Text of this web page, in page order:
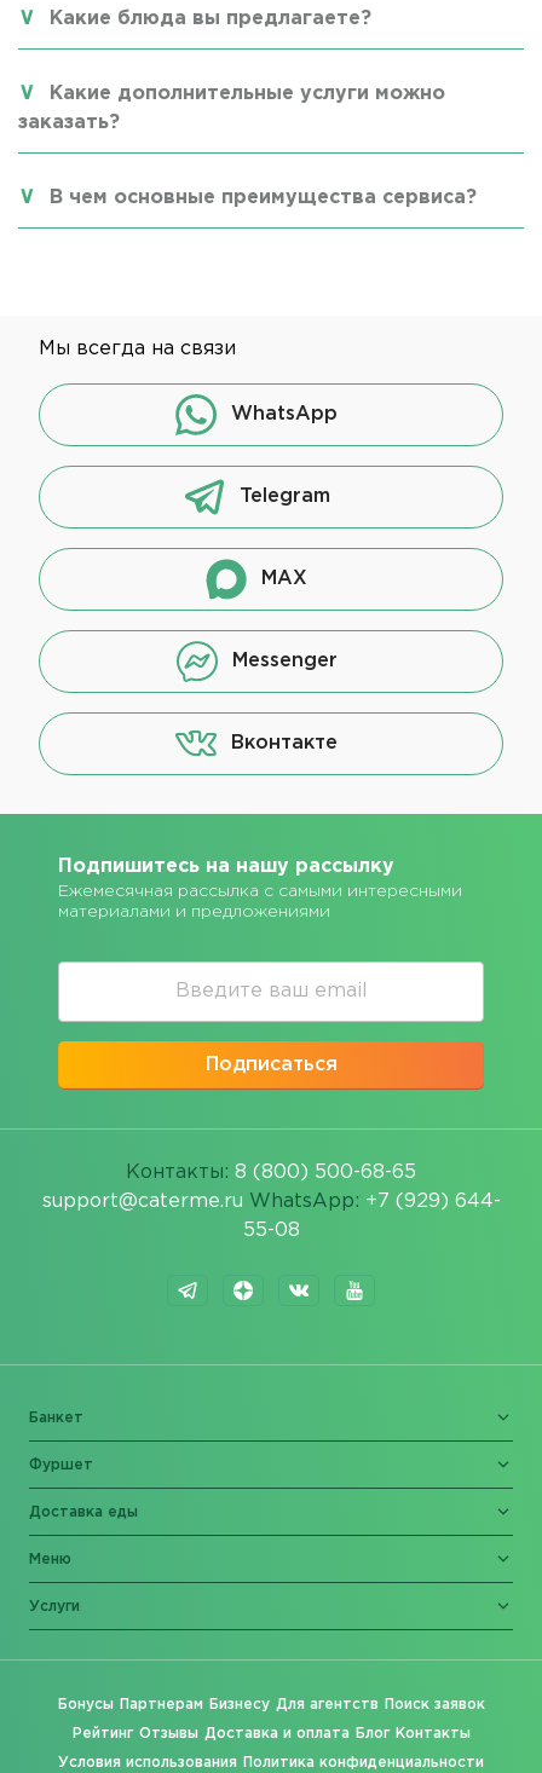
Какие блюда вы предлагаете?
Какие дополнительные услуги можно
заказать?
В чем основные преимущества сервиса?
Мы всегда на связи
WhatsApp
Telegram
MAX
Messenger
Вконтакте
Подпишитесь на нашу рассылку
Ежемесячная рассылка с самыми интересными
материалами и предложениями
Подписаться
Контакты: 8 (800) 500-68-65
support@caterme.ru WhatsApp: +7 (929) 644-
55-08
Банкет
Фуршет
Доставка еды
Меню
Услуги
Бонусы Партнерам Бизнесу Для агентств Поиск заявок
Рейтинг Отзывы Доставка и оплата Блог Контакты
Условия использования Политика конфиденциальности